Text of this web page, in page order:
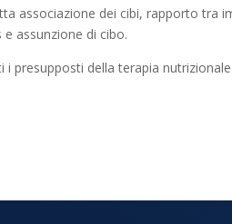
associazione dei cibi, rapporto tra
e assunzione di cibo.
i presupposti della terapia